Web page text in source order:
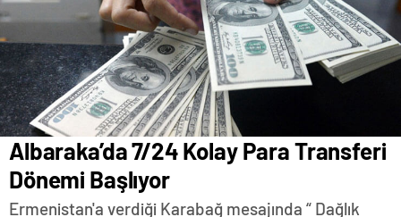
Albaraka’da 7/24 Kolay Para Transferi
Dönemi Başlıyor
Ermenistan'a verdiği Karabağ mesajında “ Dağlık